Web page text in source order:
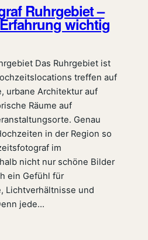
Ruhrgebiet –
wichtig
Das Ruhrgebiet ist
treffen auf
urbane Architektur auf
Räume auf
Genau
in der Region so
im
nicht nur schöne Bilder
ein Gefühl für
Lichtverhältnisse und
jede…